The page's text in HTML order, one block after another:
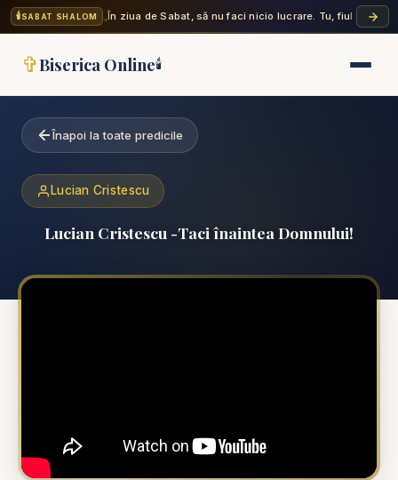
🕯️SABAT SHALOM „În ziua de Sabat, să nu faci nicio lucrare. Tu, fiul tău,
✞Biserica Online🕯️
Înapoi la toate predicile
Lucian Cristescu
Lucian Cristescu -Taci înaintea Domnului!